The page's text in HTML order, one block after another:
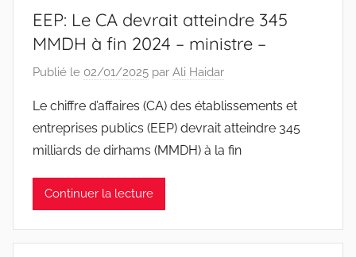
EEP: Le CA devrait atteindre 345
MMDH à fin 2024 – ministre –
Publié le 02/01/2025 par Ali Haidar
Le chiffre d’affaires (CA) des établissements et
entreprises publics (EEP) devrait atteindre 345
milliards de dirhams (MMDH) à la fin
Continuer la lecture